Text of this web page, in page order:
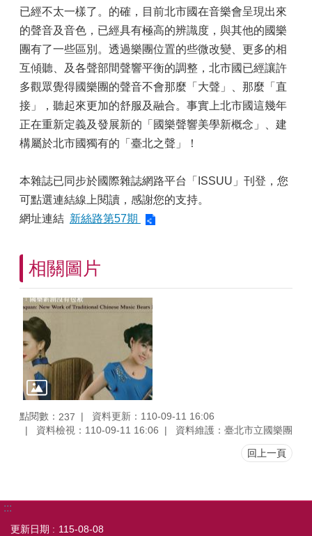
已經不太一樣了。的確，目前北市國在音樂會呈現出來
的聲音及音色，已經具有極高的辨識度，與其他的國樂
團有了一些區別。透過樂團位置的些微改變、更多的相
互傾聽、及各聲部間聲響平衡的調整，北市國已經讓許
多觀眾覺得國樂團的聲音不會那麼「大聲」、那麼「直
接」，聽起來更加的舒服及融合。事實上北市國這幾年
正在重新定義及發展新的「國樂聲響美學新概念」、建
構屬於北市國獨有的「臺北之聲」！
本雜誌已同步於國際雜誌網路平台「ISSUU」刊登，您
可點選連結線上閱讀，感謝您的支持。
網址連結 新絲路第57期
相關圖片
點閱數： 237
資料更新：110-09-11 16:06
資料檢視：110-09-11 16:06
資料維護：臺北市立國樂團
回上一頁
:::
更新日期 115-08-08